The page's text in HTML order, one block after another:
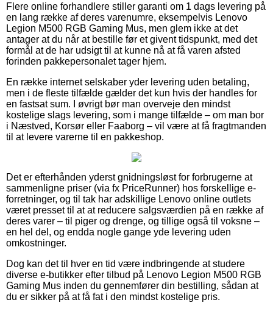
Flere online forhandlere stiller garanti om 1 dags levering på
en lang række af deres varenumre, eksempelvis Lenovo
Legion M500 RGB Gaming Mus, men glem ikke at det
antager at du når at bestille før et givent tidspunkt, med det
formål at de har udsigt til at kunne nå at få varen afsted
forinden pakkepersonalet tager hjem.
En række internet selskaber yder levering uden betaling,
men i de fleste tilfælde gælder det kun hvis der handles for
en fastsat sum. I øvrigt bør man overveje den mindst
kostelige slags levering, som i mange tilfælde – om man bor
i Næstved, Korsør eller Faaborg – vil være at få fragtmanden
til at levere varerne til en pakkeshop.
Det er efterhånden yderst gnidningsløst for forbrugerne at
sammenligne priser (via fx PriceRunner) hos forskellige e-
forretninger, og til tak har adskillige Lenovo online outlets
været presset til at at reducere salgsværdien på en række af
deres varer – til piger og drenge, og tillige også til voksne –
en hel del, og endda nogle gange yde levering uden
omkostninger.
Dog kan det til hver en tid være indbringende at studere
diverse e-butikker efter tilbud på Lenovo Legion M500 RGB
Gaming Mus inden du gennemfører din bestilling, sådan at
du er sikker på at få fat i den mindst kostelige pris.